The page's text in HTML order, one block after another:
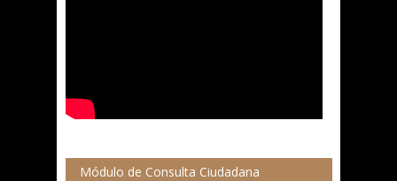
Módulo de Consulta Ciudadana